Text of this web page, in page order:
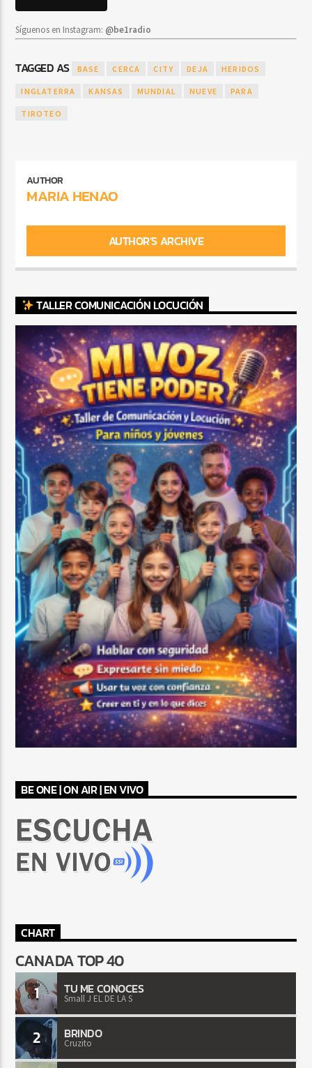
Síguenos en Instagram: @be1radio
TAGGED AS BASE CERCA CITY DEJA HERIDOS
INGLATERRA KANSAS MUNDIAL NUEVE PARA
TIROTEO
AUTHOR
MARIA HENAO
AUTHOR'S ARCHIVE
TALLER COMUNICACIÓN LOCUCIÓN
BE ONE | ON AIR | EN VIVO
CHART
CANADA TOP 40
1 TU ME CONOCES
Small J EL DE LA S
2 BRINDO
Cruzito